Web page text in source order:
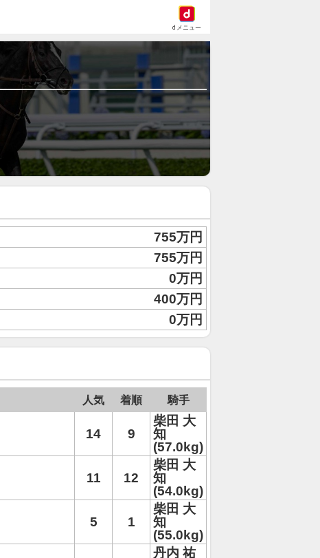
dメニュー
755万円
755万円
0万円
400万円
0万円
人気 着順 騎手
14 9
柴田 大
知
(57.0kg)
11 12
柴田 大
知
(54.0kg)
5 1
柴田 大
知
(55.0kg)
丹内 祐